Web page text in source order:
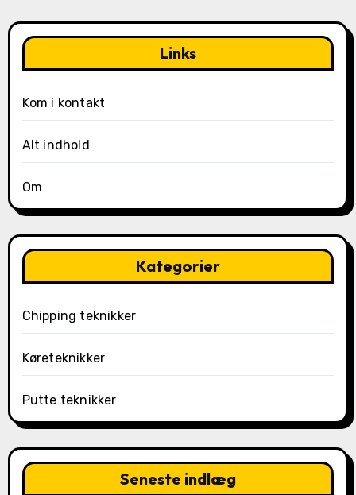
Links
Kom i kontakt
Alt indhold
Om
Kategorier
Chipping teknikker
Køreteknikker
Putte teknikker
Seneste indlæg